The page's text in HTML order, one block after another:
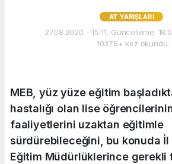
AT YARIŞLARI
27.08.2020 - 15:11, Güncelleme:
10376+ kez okundu.
MEB, yüz yüze eğitim
hastalığı olan lise
faaliyetlerini uzaktan eğitimle
sürdürebileceğini, bu konuda
Eğitim Müdürlüklerince gerekli